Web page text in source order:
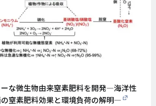
な微生物由来窒素肥料を開発―海洋性
窒素肥料効果と環境負荷の解明―